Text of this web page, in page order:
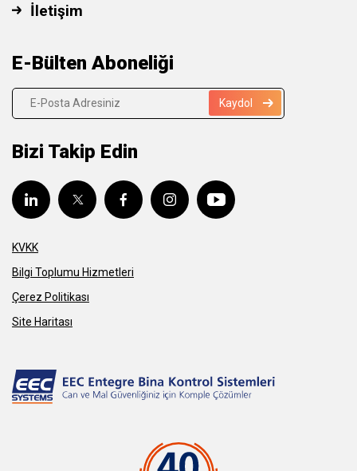
İletişim
E-Bülten Aboneliği
Kaydol
Bizi Takip Edin
KVKK
Bilgi Toplumu Hizmetleri
Çerez Politikası
Site Haritası